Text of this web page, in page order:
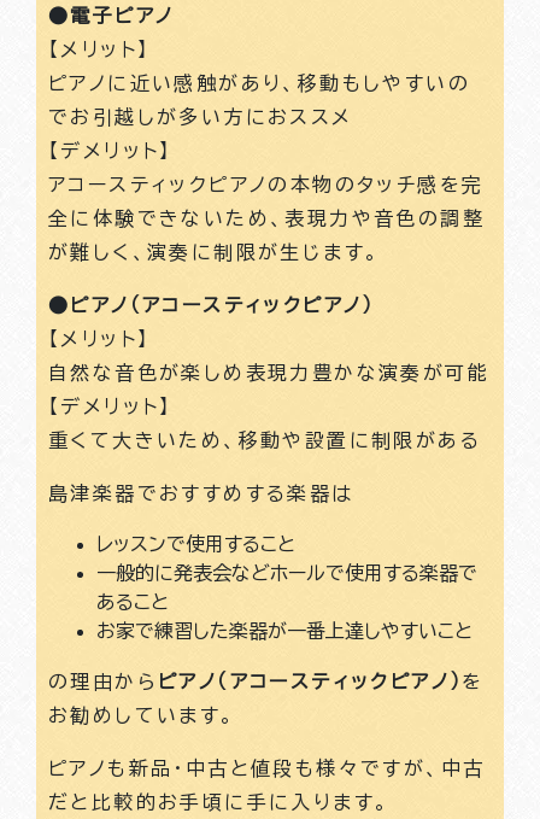
●電子ピアノ
【メリット】
ピアノに近い感触があり、移動もしやすいの
でお引越しが多い方におススメ
【デメリット】
アコースティックピアノの本物のタッチ感を完
全に体験できないため、表現力や音色の調整
が難しく、演奏に制限が生じます。
●ピアノ（アコースティックピアノ）
【メリット】
自然な音色が楽しめ表現力豊かな演奏が可能
【デメリット】
重くて大きいため、移動や設置に制限がある
島津楽器でおすすめする楽器は
レッスンで使用すること
一般的に発表会などホールで使用する楽器で
あること
お家で練習した楽器が一番上達しやすいこと
の理由から ピアノ（アコースティックピアノ） を
お勧めしています。
ピアノも新品・中古と値段も様々ですが、中古
だと比較的お手頃に手に入ります。